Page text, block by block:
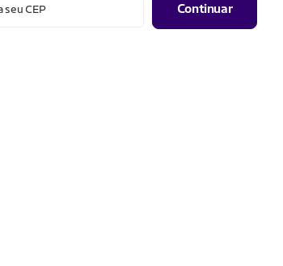
seu CEP Continuar